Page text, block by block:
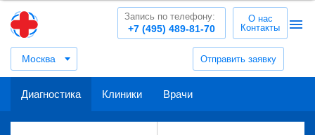
Москва Отправить заявку
+7 (495) 489-81-70
Запись по телефону:
О нас
Контакты
Диагностика Клиники Врачи